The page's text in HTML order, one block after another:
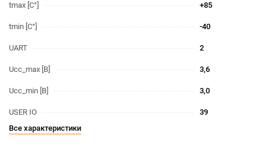
tmax [С°] +85
tmin [С°] -40
UART 2
Ucc_max [В] 3,6
Ucc_min [В] 3,0
USER IO
39
Все характеристики